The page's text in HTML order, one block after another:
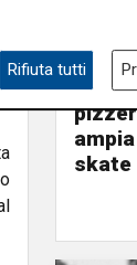
"A
posto
skate
Rifiuta tutti